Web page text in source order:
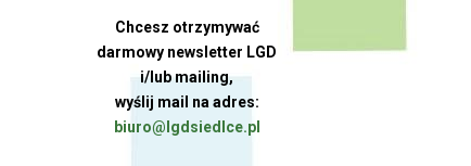
Chcesz otrzymywać
darmowy newsletter LGD
i/lub mailing,
wyślij mail na adres:
biuro@lgdsiedlce.pl